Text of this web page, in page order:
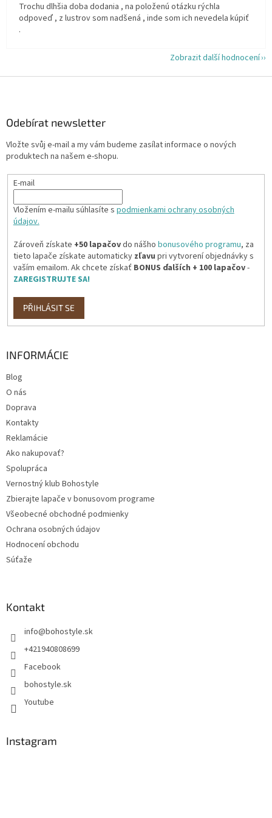
Trochu dlhšia doba dodania , na položenú otázku rýchla
odpoveď , z lustrov som nadšená , inde som ich nevedela kúpiť
.
Zobrazit další hodnocení
Odebírat newsletter
Vložte svůj e-mail a my vám budeme zasílat informace o nových
produktech na našem e-shopu.
E-mail
Vložením e-mailu súhlasíte s podmienkami ochrany osobných
údajov.
Zároveň získate +50 lapačovdo nášho bonusového programu, za
tieto lapače získate automaticky zľavu pri vytvorení objednávky s
vaším emailom. Ak chcete získať BONUS ďalších + 100 lapačov-
ZAREGISTRUJTE SA!
PŘIHLÁSIT SE
INFORMÁCIE
Blog
O nás
Doprava
Kontakty
Reklamácie
Ako nakupovať?
Spolupráca
Vernostný klub Bohostyle
Zbierajte lapače v bonusovom programe
Všeobecné obchodné podmienky
Ochrana osobných údajov
Hodnocení obchodu
Súťaže
Kontakt
info@bohostyle.sk
+421940808699
Facebook
bohostyle.sk
Youtube
Instagram